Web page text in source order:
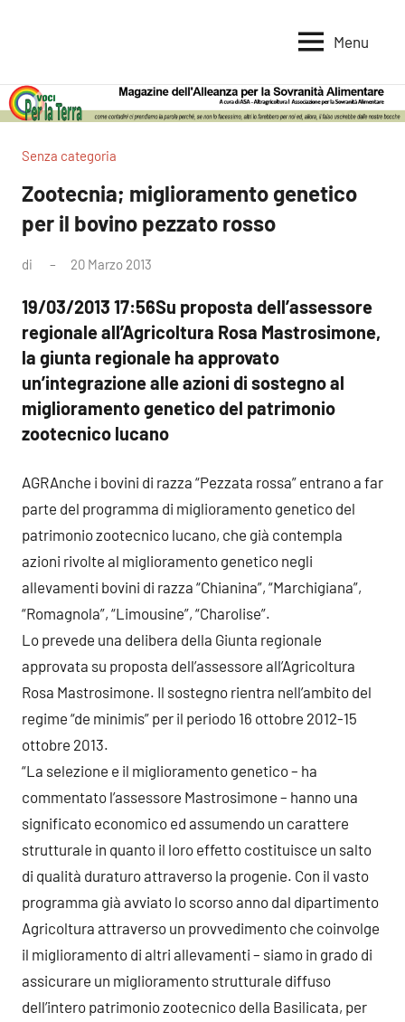
per
la
Terra
per
la
Alimentare
Menu
Senza categoria
Zootecnia; miglioramento genetico
per il bovino pezzato rosso
di 20 Marzo 2013
19/03/2013 17:56Su proposta dell’assessore
regionale all’Agricoltura Rosa Mastrosimone,
la giunta regionale ha approvato
un’integrazione alle azioni di sostegno al
miglioramento genetico del patrimonio
zootecnico lucano
AGRAnche i bovini di razza “Pezzata rossa” entrano a far
parte del programma di miglioramento genetico del
patrimonio zootecnico lucano, che già contempla
azioni rivolte al miglioramento genetico negli
allevamenti bovini di razza “Chianina”, “Marchigiana”,
“Romagnola”, “Limousine”, “Charolise”.
Lo prevede una delibera della Giunta regionale
approvata su proposta dell’assessore all’Agricoltura
Rosa Mastrosimone. Il sostegno rientra nell’ambito del
regime “de minimis” per il periodo 16 ottobre 2012-15
ottobre 2013.
“La selezione e il miglioramento genetico – ha
commentato l’assessore Mastrosimone – hanno una
significato economico ed assumendo un carattere
strutturale in quanto il loro effetto costituisce un salto
di qualità duraturo attraverso la progenie. Con il vasto
programma già avviato lo scorso anno dal dipartimento
Agricoltura attraverso un provvedimento che coinvolge
il miglioramento di altri allevamenti – siamo in grado di
assicurare un miglioramento strutturale diffuso
dell’intero patrimonio zootecnico della Basilicata, per